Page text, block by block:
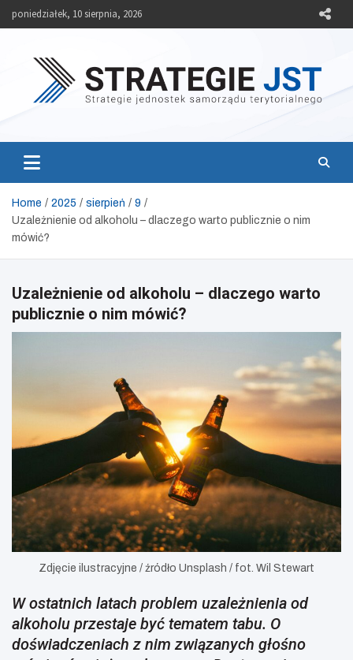
poniedziałek, 10 sierpnia, 2026
Strategie JST
Home 2025 sierpień
9
Uzależnienie od alkoholu – dlaczego warto publicznie o nim
mówić?
Uzależnienie od alkoholu – dlaczego warto
publicznie o nim mówić?
Zdjęcie ilustracyjne / źródło Unsplash / fot. Wil Stewart
W ostatnich latach problem uzależnienia od
alkoholu przestaje być tematem tabu. O
doświadczeniach z nim związanych głośno